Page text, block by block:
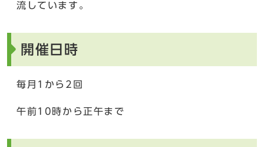
流しています。
開催日時
毎月1から2回
午前10時から正午まで